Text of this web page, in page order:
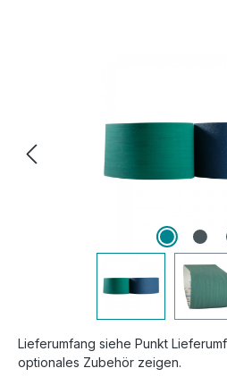
Lieferumfang siehe Punkt
optionales Zubehör zeigen.